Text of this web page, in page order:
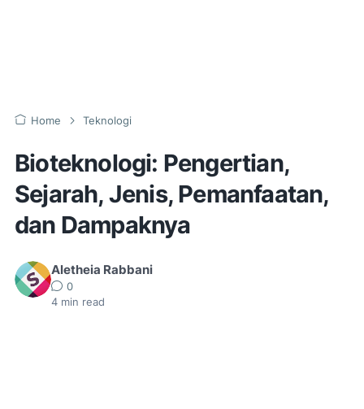
Home Teknologi
Bioteknologi: Pengertian,
Sejarah, Jenis, Pemanfaatan,
dan Dampaknya
Aletheia Rabbani
0
4 min read